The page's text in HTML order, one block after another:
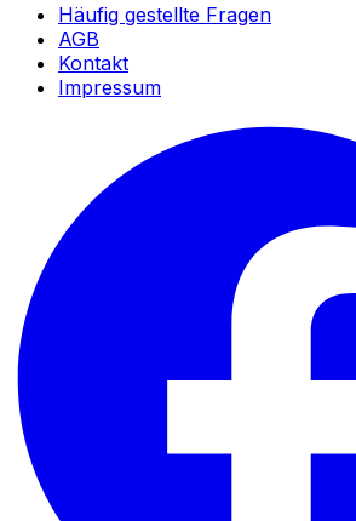
Häufig gestellte Fragen
AGB
Kontakt
Impressum